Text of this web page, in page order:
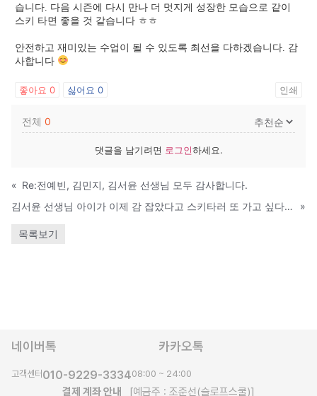
습니다. 다음 시즌에 다시 만나 더 멋지게 성장한 모습으로 같이
스키 타면 좋을 것 같습니다 ㅎㅎ
안전하고 재미있는 수업이 될 수 있도록 최선을 다하겠습니다. 감
사합니다
좋아요 0 싫어요 0 인쇄
전체 0
댓글을 남기려면 로그인하세요.
« Re:전예빈, 김민지, 김서윤 선생님 모두 감사합니다.
김서윤 선생님 아이가 이제 감 잡았다고 스키타러 또 가고 싶다고 하네요.
»
목록보기
네이버톡 카카오톡
고객센터 010-9229-333408:00 ~ 24:00
결제 계좌 안내 [예금주 : 조준선(슬로프스쿨)]